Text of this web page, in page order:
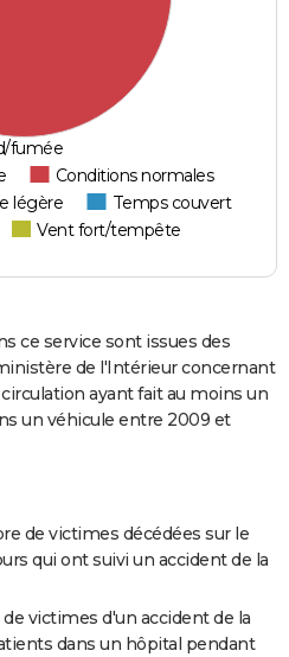
fumée
Conditions normales
légère
Temps couvert
Vent fort/tempête
ce service sont issues des
de l'Intérieur concernant
ayant fait au moins un
un véhicule entre 2009 et
de victimes décédées sur le
qui ont suivi un accident de la
victimes d'un accident de la
dans un hôpital pendant